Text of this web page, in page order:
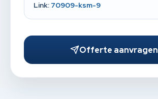
Link: 70909-ksm-9
Offerte aanvragen